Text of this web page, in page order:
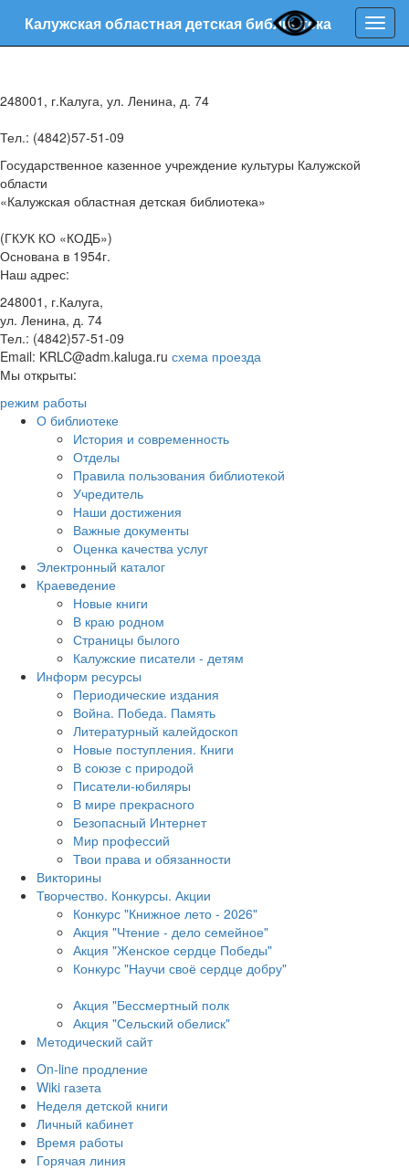
Калужская областная детская библиотека
248001, г.Калуга, ул. Ленина, д. 74
Тел.: (4842)57-51-09
Государственное казенное учреждение культуры Калужской
области
«Калужская областная детская библиотека»
(ГКУК КО «КОДБ»)
Основана в 1954г.
Наш адрес:
248001, г.Калуга,
ул. Ленина, д. 74
Тел.: (4842)57-51-09
Email: KRLC@adm.kaluga.ru схема проезда
Мы открыты:
режим работы
О библиотеке
История и современность
Отделы
Правила пользования библиотекой
Учредитель
Наши достижения
Важные документы
Оценка качества услуг
Электронный каталог
Краеведение
Новые книги
В краю родном
Страницы былого
Калужские писатели - детям
Информ ресурсы
Периодические издания
Война. Победа. Память
Литературный калейдоскоп
Новые поступления. Книги
В союзе с природой
Писатели-юбиляры
В мире прекрасного
Безопасный Интернет
Мир профессий
Твои права и обязанности
Викторины
Творчество. Конкурсы. Акции
Конкурс "Книжное лето - 2026"
Акция "Чтение - дело семейное"
Акция "Женское сердце Победы"
Конкурс "Научи своё сердце добру"
Акция "Бессмертный полк
Акция "Сельский обелиск"
Методический сайт
On-line продление
Wiki газета
Неделя детской книги
Личный кабинет
Время работы
Горячая линия